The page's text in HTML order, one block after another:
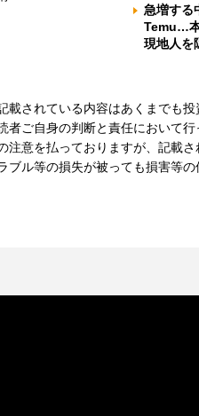
急増する
Temu…
現地人を
載されている内容はあくまでも
者ご自身の判断と責任において
注意を払っておりますが、記載
ブル等の損失が被っても損害等